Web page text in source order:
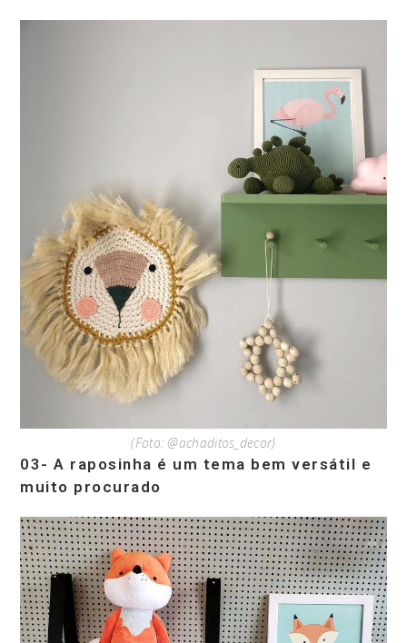
(Foto: @achaditos_decor)
03- A raposinha é um tema bem versátil e
muito procurado